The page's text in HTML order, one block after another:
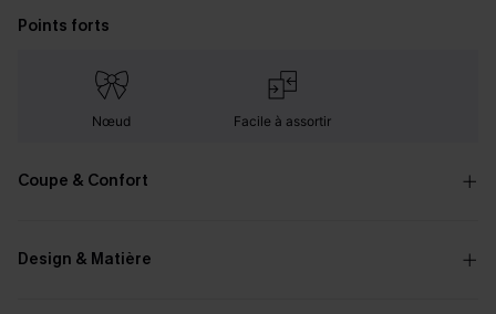
Points forts
Nœud Facile à assortir
Coupe & Confort
Design & Matière